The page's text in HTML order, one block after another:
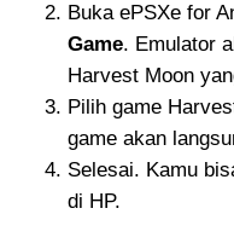
Buka ePSXe for
Game. Emulator
Harvest Moon
Pilih game
game akan
Selesai. Kamu
di HP.